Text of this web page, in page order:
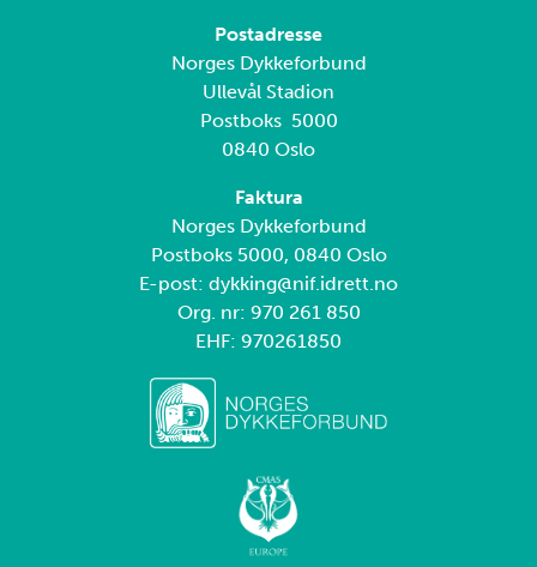
Postadresse
Norges Dykkeforbund
Ullevål Stadion
Postboks 5000
0840 Oslo
Faktura
Norges Dykkeforbund
Postboks 5000, 0840 Oslo
E-post: dykking@nif.idrett.no
Org. nr: 970 261 850
EHF: 970261850